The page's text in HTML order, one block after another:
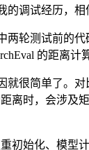
调试经历，相
轮测试前的
的距离
就很简单了。
距离时，会涉
初始化、模型